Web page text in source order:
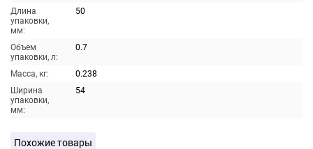
Длина
упаковки,
мм:
50
Объем
упаковки, л:
0.7
Масса, кг:
0.238
Ширина
упаковки,
мм:
54
Похожие товары